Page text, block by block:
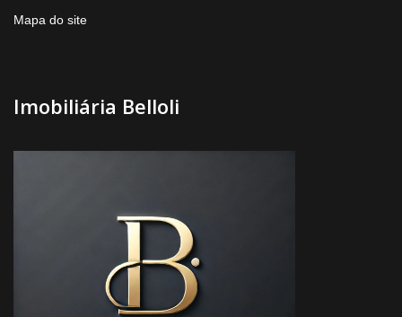
Mapa do site
Imobiliária Belloli